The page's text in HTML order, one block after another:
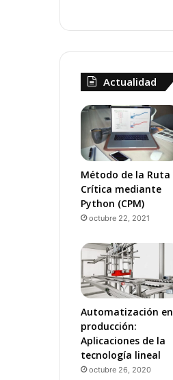
Actualidad
Método de la Ruta
Crítica mediante
Python (CPM)
octubre 22, 2021
Automatización en
producción:
Aplicaciones de la
tecnología lineal
octubre 26, 2020